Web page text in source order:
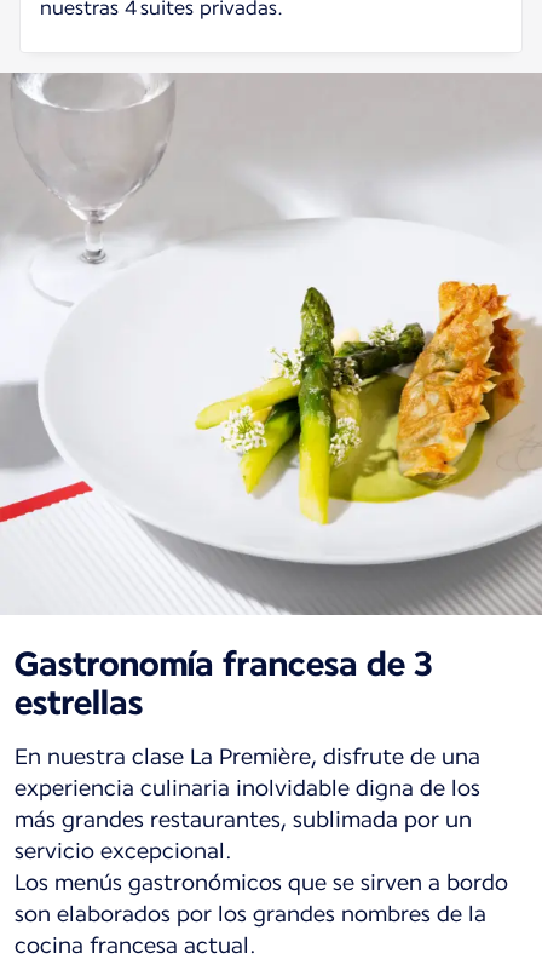
nuestras 4 suites privadas.
Gastronomía francesa de 3
estrellas
En nuestra clase La Première, disfrute de una
experiencia culinaria inolvidable digna de los
más grandes restaurantes, sublimada por un
servicio excepcional.
Los menús gastronómicos que se sirven a bordo
son elaborados por los grandes nombres de la
cocina francesa actual.